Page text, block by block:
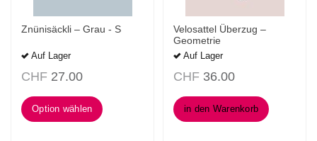
Znünisäckli – Grau - S
Auf Lager
CHF 27.00
Option wählen
Velosattel Überzug –
Geometrie
Auf Lager
CHF 36.00
in den Warenkorb